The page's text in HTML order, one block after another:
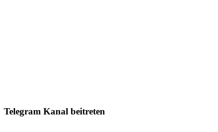
Telegram Kanal beitreten